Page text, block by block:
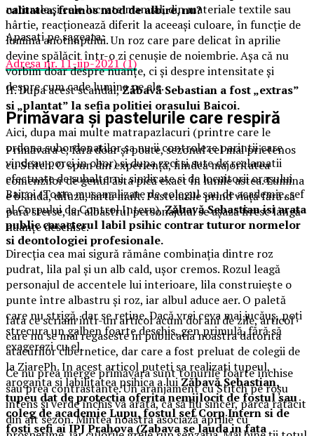
calitatea, frumos mod de albire, nu?
Apasati pe sageata:
Adresa nr. 11-iip-2021 (1)
II. Dupa acest scandal,Zăbavă Sebastian a fost „extras”
si „plantat” la sefia politiei orasului Baicoi.
Aici, dupa mai multe matrapazlacuri (printre care le
ordona subordonatilor sa nu ii controleze parintii care
vindeau porci in obor) si dupa zeci si sute de reclamatii
efectuate de subalterni, sindicate si de locuitorii orasului
Baicoi (Toate musamalizate de colegul sau de academie, sef
al Corpului de Control Intern),Zăbavă Sebastian isi arata
public caracterul labil psihic contrar tuturor normelor
si deontologiei profesionale.
Iata ce scriam intr-un articol acum doi ani de zile, articol
care nu se mai regaseste in publicatia noastra datorita
atacurilor cibernetice, dar care a fost preluat de colegii de
la ZiarePh. In acest articol puteti sa realizati tupeul,
aroganta si labilitatea psihica a luiZăbavă Sebastian,
tupeu dat de protectia oferita nemijlocit de fostul sau
coleg de academie Lupu, fostul sef Corp Intern si de
fosti sefi ai IPJ Prahova (Zabava se lauda in fata
naturale și cele lucrate manual, din materiale textile sau
hârtie, reacționează diferit la aceeași culoare, în funcție de
lumina anotimpului. Un roz care pare delicat în aprilie
devine spălăcit într-o zi cenușie de noiembrie. Așa că nu
vorbim doar despre nuanțe, ci și despre intensitate și
despre cum cade lumina pe ele.
Primăvara și pastelurile care respiră
Primăvara e, fără doar și poate, sezonul cel mai prietenos
cu Stitch. O spun din experiență, fiindcă majoritatea
comenzilor de genul ăsta pică exact în lunile astea. Lumina
e blândă, difuză, iartă mult. Pastelurile prind viață fără să
pară sterse, iar albastrul personajului se așază firesc lângă
nuanțe deschise.
Direcția cea mai sigură rămâne combinația dintre roz
pudrat, lila pal și un alb cald, ușor cremos. Rozul leagă
personajul de accentele lui interioare, lila construiește o
punte între albastru și roz, iar albul aduce aer. O paletă
care nu strigă, dar se reține. Dacă vrei ceva mai jucăuș, poți
strecura un galben foarte deschis, gen primulă, fără să
exagerezi cu el.
Ce nu prea merge primăvara sunt tonurile foarte închise
sau prea contrastante. Un aranjament cu Stitch pe roșu
intens și verde închis va arăta, ca să fiu sincer, parcă rătăcit
din alt sezon. Mintea noastră asociază aprilie cu